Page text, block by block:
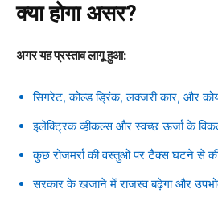
क्या होगा असर?
अगर यह प्रस्ताव लागू हुआ:
सिगरेट, कोल्ड ड्रिंक, लक्जरी कार, और
इलेक्ट्रिक व्हीकल्स और स्वच्छ ऊर्जा के
कुछ रोजमर्रा की वस्तुओं पर टैक्स घटने से
सरकार के खजाने में राजस्व बढ़ेगा और